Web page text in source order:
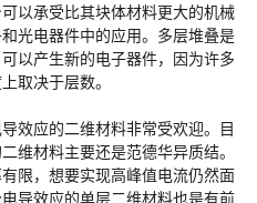
以承受比其块体材料更大的机械
光电器件中的应用。多层堆叠是
以产生新的电子器件，因为许多
取决于层数。
效应的二维材料非常受欢迎。目
维材料主要还是范德华异质结。
限，想要实现高峰值电流仍然面
导效应的单层二维材料也是有前